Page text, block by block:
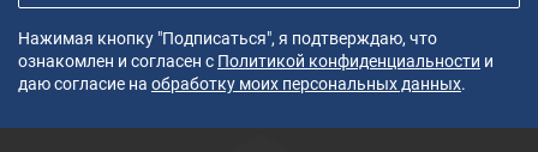
Нажимая кнопку "Подписаться", я подтверждаю, что
ознакомлен и согласен с Политикой конфиденциальности и
даю согласие на обработку моих персональных данных.